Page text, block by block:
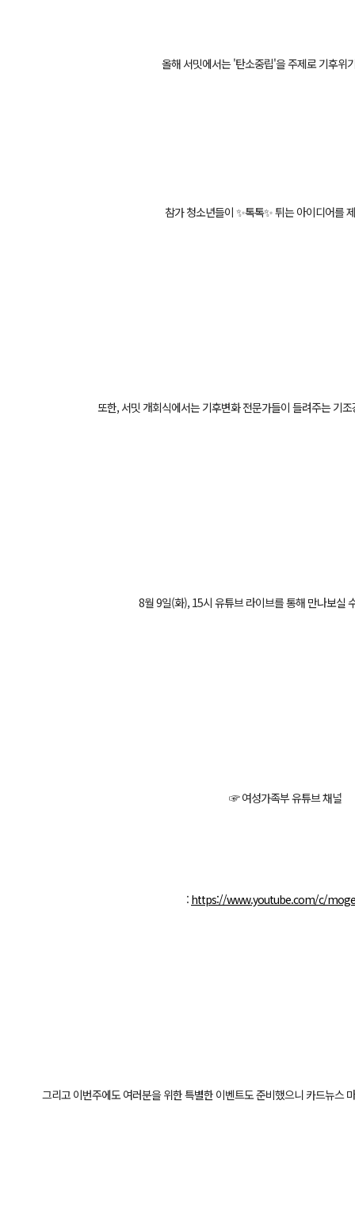
올해 서밋에서는 '탄소중립'을 주제로 기후위
참가 청소년들이 ✨톡톡✨ 튀는 아이디어를
또한, 서밋 개회식에서는 기후변화 전문가들이 들려주는 기
8월 9일(화), 15시 유튜브 라이브를 통해 만나보실
☞ 여성가족부 유튜브 채널
: https://www.youtube.com/c/
그리고 이번주에도 여러분을 위한 특별한 이벤트도 준비했으니 카드뉴스